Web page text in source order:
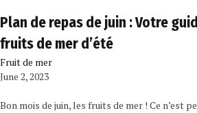
Plan de repas de juin : Votre
fruits de mer d’été
Fruit de mer
June 2, 2023
Bon mois de juin, les fruits de mer ! Ce n’est